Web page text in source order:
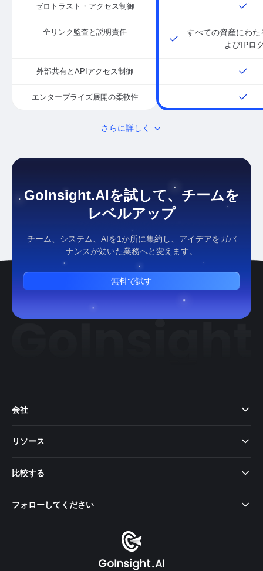
ゼロトラスト・アクセス制御
全リンク監査と説明責任
すべての資産にわ
よびIPロ
外部共有とAPIアクセス制御
エンタープライズ展開の柔軟性
さらに詳しく
GoInsight.AIを試して、チームを
レベルアップ
チーム、システム、AIを1か所に集約し、アイデアをガバ
ナンスが効いた業務へと変えます。
無料で試す
会社
リソース
比較する
フォローしてください